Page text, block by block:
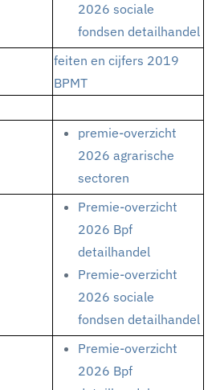
2026 sociale
fondsen detailhandel
feiten en cijfers 2019
BPMT
premie-overzicht
2026 agrarische
sectoren
Premie-overzicht
2026 Bpf
detailhandel
Premie-overzicht
2026 sociale
fondsen detailhandel
Premie-overzicht
2026 Bpf